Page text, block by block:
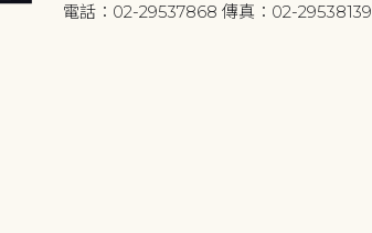
電話：02-29537868 傳真：02-29538139